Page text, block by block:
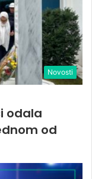
Novosti
odala
od